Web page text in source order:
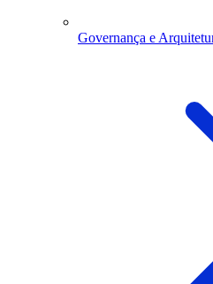
Governança e